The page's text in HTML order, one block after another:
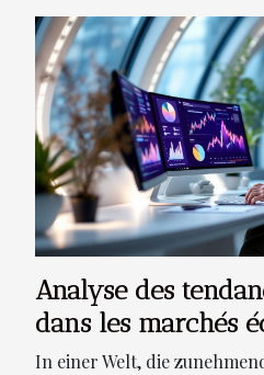
Analyse des
dans les marchés
en Europe
In einer Welt, die